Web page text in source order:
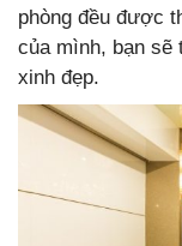
phòng đều được
của mình, bạn sẽ
xinh đẹp.